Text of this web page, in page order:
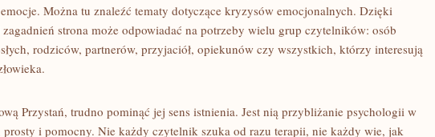
emocje. Można tu znaleźć tematy dotyczące kryzysów emocjonalnych. Dzięki
strona może odpowiadać na potrzeby wielu grup czytelników: osób
rodziców, partnerów, przyjaciół, opiekunów czy wszystkich, którzy interesują
Przystań, trudno pominąć jej sens istnienia. Jest nią przybliżanie psychologii w
i pomocny. Nie każdy czytelnik szuka od razu terapii, nie każdy wie, jak